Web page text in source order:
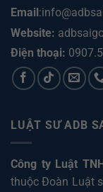
Email
Website:
Điện thoại:
LUẬT SƯ ADB
Công ty Luật
thuộc Đoàn Luật